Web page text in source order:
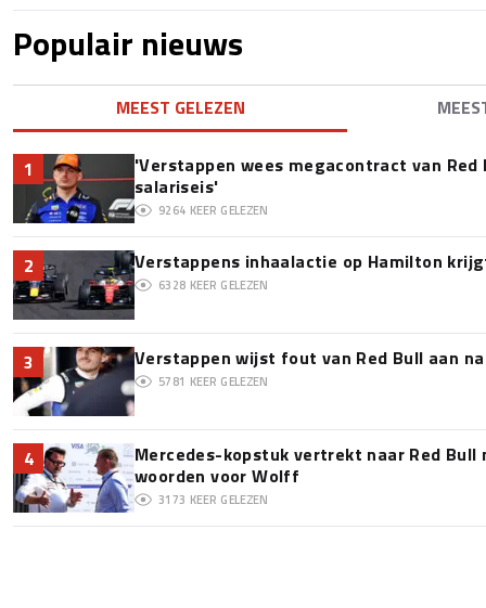
Populair nieuws
MEEST GELEZEN
1
'Verstappen wees megacontract van
salariseis'
9264 KEER GELEZEN
2 Verstappens inhaalactie op Hamilton
6328 KEER GELEZEN
3 Verstappen wijst fout van Red Bull aan
5781 KEER GELEZEN
4
Mercedes-kopstuk vertrekt naar Red
woorden voor Wolff
3173 KEER GELEZEN